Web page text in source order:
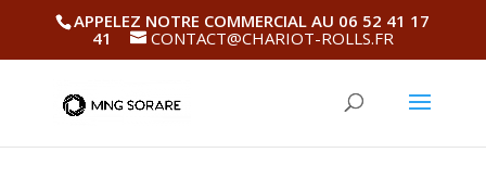
APPELEZ NOTRE COMMERCIAL AU 06 52 41 17
41
CONTACT@CHARIOT-ROLLS.FR